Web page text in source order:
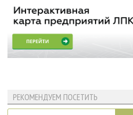
РЕКОМЕНДУЕМ ПОСЕТИТЬ